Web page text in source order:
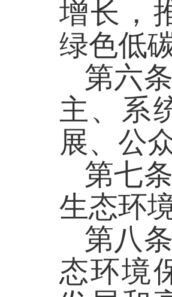
增长，
绿色低
第六
主、系
展、公
第七
生态环
第八
态环境